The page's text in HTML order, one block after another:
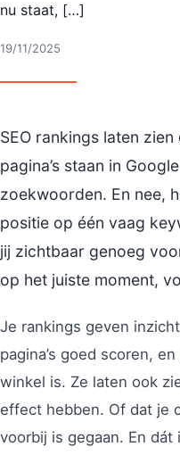
nu staat, […]
19/11/2025
SEO rankings laten
pagina’s staan in
zoekwoorden. En nee,
positie op één vaag
jij zichtbaar genoeg
op het juiste moment,
Je rankings geven
pagina’s goed scoren,
winkel is. Ze laten ook
effect hebben. Of dat je
voorbij is gegaan. En